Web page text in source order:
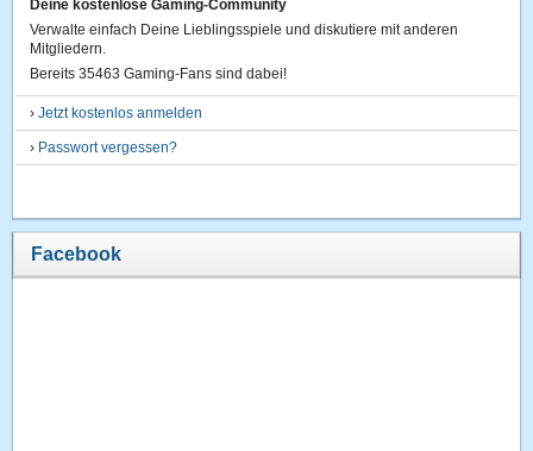
Deine kostenlose Gaming-Community
Verwalte einfach Deine Lieblingsspiele und diskutiere mit anderen
Mitgliedern.
Bereits 35463 Gaming-Fans sind dabei!
›Jetzt kostenlos anmelden
› Passwort vergessen?
Facebook